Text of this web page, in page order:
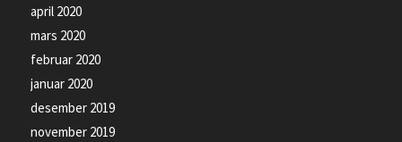
april 2020
mars 2020
februar 2020
januar 2020
desember 2019
november 2019